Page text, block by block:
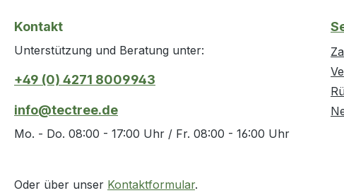
Kontakt
Unterstützung und Beratung unter:
+49 (0) 4271 8009943
info@tectree.de
Mo. - Do. 08:00 - 17:00 Uhr / Fr. 08:00 - 16:00 Uhr
Oder über unser Kontaktformular.